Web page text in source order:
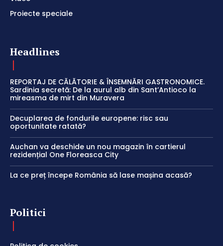
Proiecte speciale
Headlines
REPORTAJ DE CĂLĂTORIE & ÎNSEMNĂRI GASTRONOMICE.
Sardinia secretă: De la aurul alb din Sant’Antioco la
mireasma de mirt din Muravera
Decuplarea de fondurile europene: risc sau
oportunitate ratată?
Auchan va deschide un nou magazin în cartierul
rezidențial One Floreasca City
La ce preț începe România să lase mașina acasă?
Politici